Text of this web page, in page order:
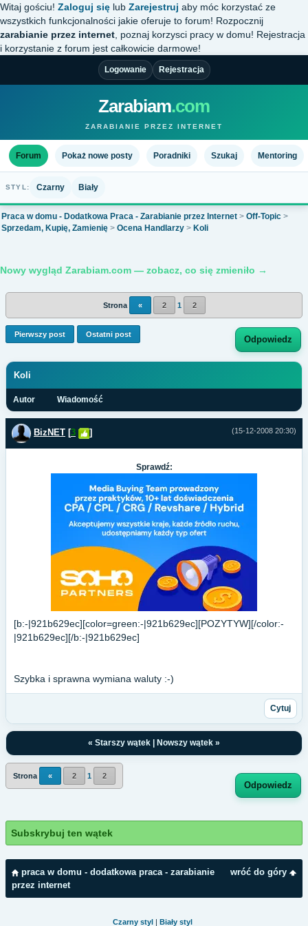
Witaj gościu! Zaloguj się lub Zarejestruj aby móc korzystać ze
wszystkich funkcjonalności jakie oferuje to forum! Rozpocznij
zarabianie przez internet , poznaj korzysci pracy w domu! Rejestracja
i korzystanie z forum jest całkowicie darmowe!
Logowanie Rejestracja
Zarabiam.com
ZARABIANIE PRZEZ INTERNET
Forum Pokaż nowe posty Poradniki Szukaj Mentoring
STYL: Czarny Biały
Praca w domu - Dodatkowa Praca - Zarabianie przez Internet > Off-Topic >
Sprzedam, Kupię, Zamienię > Ocena Handlarzy > Koli
Nowy wygląd Zarabiam.com — zobacz, co się zmieniło →
Strona « 2 1 2
Pierwszy post Ostatni post Odpowiedz
Koli
Autor Wiadomość
(15-12-2008 20:30)
BizNET [3 ]
Sprawdź:
[b:-|921b629ec][color=green:-|921b629ec][POZYTYW][/color:-
|921b629ec][/b:-|921b629ec]
Szybka i sprawna wymiana waluty :-)
Cytuj
« Starszy wątek Nowszy wątek »
Strona « 2 1 2
Odpowiedz
Subskrybuj ten wątek
wróć do góry
praca w domu - dodatkowa praca - zarabianie
przez internet
Czarny styl | Biały styl